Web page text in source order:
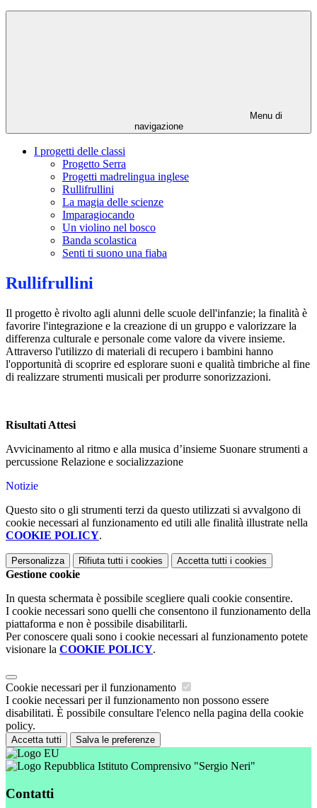
Menu di
navigazione
I progetti delle classi
Progetto Serra
Progetti madrelingua inglese
Rullifrullini
La magia delle scienze
Imparagiocando
Un violino nel bosco
Banda scolastica
Senti ti suono una fiaba
Rullifrullini
Il progetto è rivolto agli alunni delle scuole dell'infanzie; la finalità è
favorire l'integrazione e la creazione di un gruppo e valorizzare la
differenza culturale e personale come valore da vivere insieme.
Attraverso l'utilizzo di materiali di recupero i bambini hanno
l'opportunità di scoprire ed esplorare suoni e qualità timbriche al fine
di realizzare strumenti musicali per produrre sonorizzazioni.
Risultati Attesi
Avvicinamento al ritmo e alla musica d’insieme Suonare strumenti a
percussione Relazione e socializzazione
Notizie
Questo sito o gli strumenti terzi da questo utilizzati si avvalgono di
cookie necessari al funzionamento ed utili alle finalità illustrate nella
COOKIE POLICY.
Personalizza Rifiuta tutti i cookies Accetta tutti i cookies
Gestione cookie
In questa schermata è possibile scegliere quali cookie consentire.
I cookie necessari sono quelli che consentono il funzionamento della
piattaforma e non è possibile disabilitarli.
Per conoscere quali sono i cookie necessari al funzionamento potete
visionare la COOKIE POLICY.
Cookie necessari per il funzionamento
I cookie necessari per il funzionamento non possono essere
disabilitati. È possibile consultare l'elenco nella pagina della cookie
policy.
Accetta tutti Salva le preferenze
Istituto Comprensivo "Sergio Neri"
Contatti